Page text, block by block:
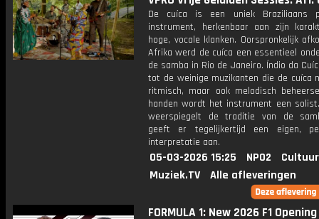
De cuíca is een uniek Braziliaans
instrument, herkenbaar aan zijn
hoge, vocale klanken. Oorspronkelijk
Afrika werd de cuíca een essentieel
de samba in Rio de Janeiro. Índio da
tot de weinige muzikanten die de cuíca
ritmisch, maar ook melodisch
handen wordt het instrument een
weerspiegelt de traditie van de
geeft er tegelijkertijd een eigen,
interpretatie aan.
05-03-2026 15:25 NPO2
Muziek.TV
Alle afleveringen
FORMULA 1: New 2026 F1